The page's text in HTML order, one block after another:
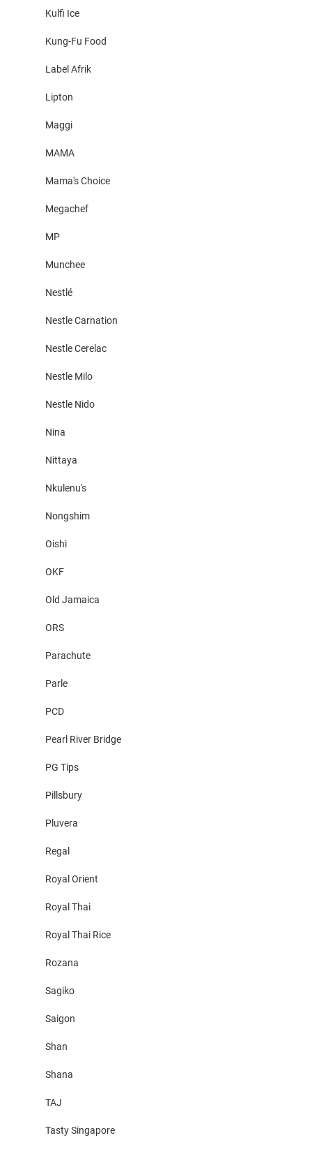
Kulfi Ice
Kung-Fu Food
Label Afrik
Lipton
Maggi
MAMA
Mama's Choice
Megachef
MP
Munchee
Nestlé
Nestle Carnation
Nestle Cerelac
Nestle Milo
Nestle Nido
Nina
Nittaya
Nkulenu's
Nongshim
Oishi
OKF
Old Jamaica
ORS
Parachute
Parle
PCD
Pearl River Bridge
PG Tips
Pillsbury
Pluvera
Regal
Royal Orient
Royal Thai
Royal Thai Rice
Rozana
Sagiko
Saigon
Shan
Shana
TAJ
Tasty Singapore